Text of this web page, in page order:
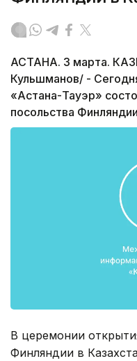
АСТАНА. 3 марта.
Кульшманов/ -
«Астана-Тауэр»
посольства
В церемонии
Финляндии в